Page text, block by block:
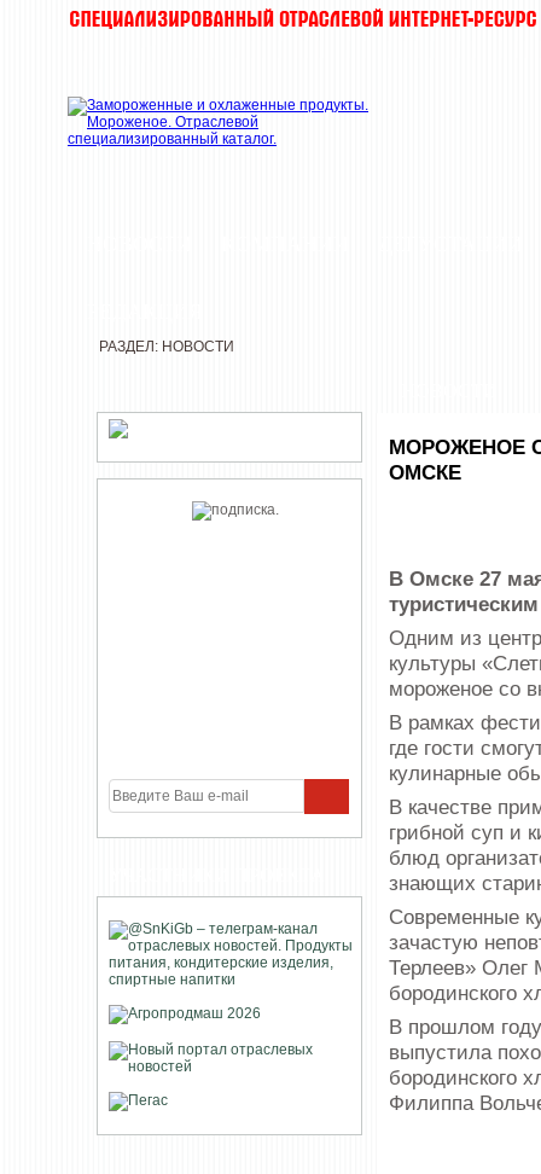
РАЗДЕЛ: НОВОСТИ
МОРОЖЕНОЕ
ОМСКЕ
В Омске 27
Одним из
культуры
мороженое со
В рамках
где гости
кулинарные
В качестве
грибной суп и
блюд
знающих
Современные
зачастую
Терлеев» Олег
бородинского
В прошлом
выпустила
бородинского
Филиппа